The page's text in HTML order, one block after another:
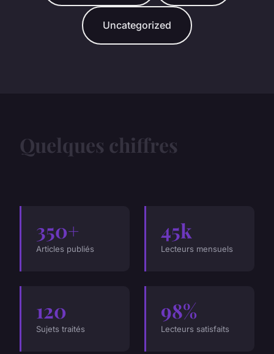
Uncategorized
Quelques chiffres
350+
Articles publiés
45k
Lecteurs mensuels
120
Sujets traités
98%
Lecteurs satisfaits